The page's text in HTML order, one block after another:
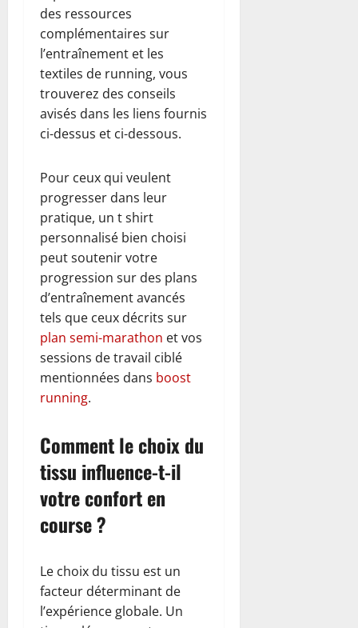
des ressources
complémentaires sur
l’entraînement et les
textiles de running, vous
trouverez des conseils
avisés dans les liens fournis
ci-dessus et ci-dessous.
Pour ceux qui veulent
progresser dans leur
pratique, un t shirt
personnalisé bien choisi
peut soutenir votre
progression sur des plans
d’entraînement avancés
tels que ceux décrits sur
plan semi-marathon et vos
sessions de travail ciblé
mentionnées dans boost
running.
Comment le choix du
tissu influence-t-il
votre confort en
course ?
Le choix du tissu est un
facteur déterminant de
l’expérience globale. Un